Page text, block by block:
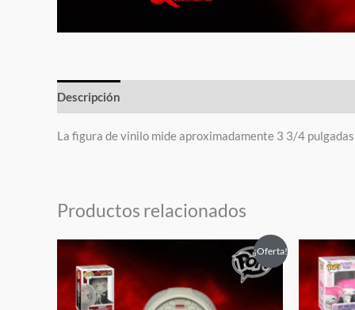
Descripción
La figura de vinilo mide aproximadamente 3 3/4
Productos relacionados
¡Oferta!
El
precio
original
era:
$21.50.
precio
actual
es:
$7.50.
El
era: